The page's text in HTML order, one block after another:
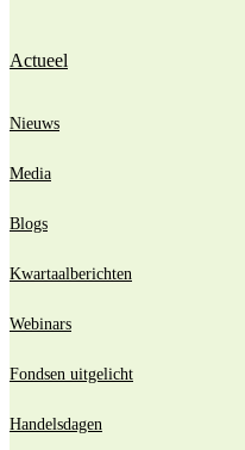
Actueel
Nieuws
Media
Blogs
Kwartaalberichten
Webinars
Fondsen uitgelicht
Handelsdagen